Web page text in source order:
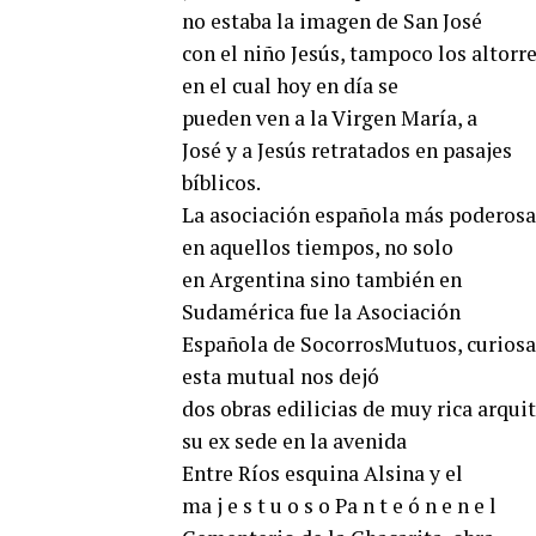
no estaba la imagen de San José
con el niño Jesús, tampoco los
en el cual hoy en día se
pueden ven a la Virgen María, a
José y a Jesús retratados en pasajes
bíblicos.
La asociación española más poderosa
en aquellos tiempos, no solo
en Argentina sino también en
Sudamérica fue la Asociación
Española de SocorrosMutuos,
esta mutual nos dejó
dos obras edilicias de muy rica
su ex sede en la avenida
Entre Ríos esquina Alsina y el
ma j e s t u o s o Pa n t e ó n e n e l